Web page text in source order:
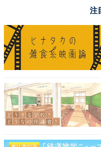
A post shared by 日曜
1位は「堺雅人」さんで
注